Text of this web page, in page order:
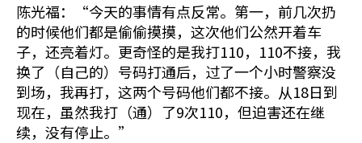
陈光福：“今天的事情有点反常。第一，前几次扔
的时候他们都是偷偷摸摸，这次他们公然开着车
子，还亮着灯。更奇怪的是我打110，110不接，我
换了（自己的）号码打通后，过了一个小时警察没
到场，我再打，这两个号码他们都不接。从18日到
现在，虽然我打（通）了9次110，但迫害还在继
续，没有停止。”